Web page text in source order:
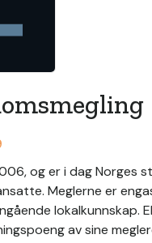
og er i dag Norges
Meglerne er
lokalkunnskap.
av sine